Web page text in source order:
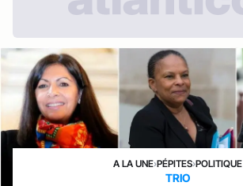
A LA UNE›PÉPITES›POLITIQUE
TRIO